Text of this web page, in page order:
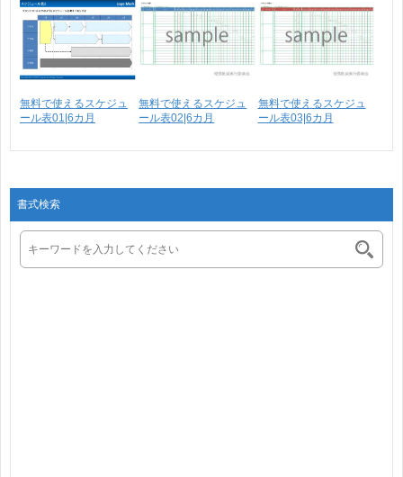
無料で使えるスケジュ
ール表01|6カ月
無料で使えるスケジュ
ール表02|6カ月
無料で使えるスケジュ
ール表03|6カ月
書式検索